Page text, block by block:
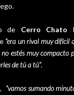
de Cerro Chato
“era un rival muy difícil
estés muy compacto
de tú a tú”.
“vamos sumando